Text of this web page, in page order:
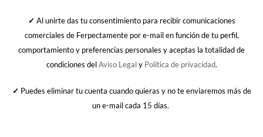
✓ Al unirte das tu consentimiento para recibir comunicaciones
comerciales de Ferpectamente por e-mail en función de tu perfil,
comportamiento y preferencias personales y aceptas la totalidad de
condiciones delAviso Legaly Política de privacidad.
✓ Puedes eliminar tu cuenta cuando quieras y no te enviaremos más de
un e-mail cada 15 días.